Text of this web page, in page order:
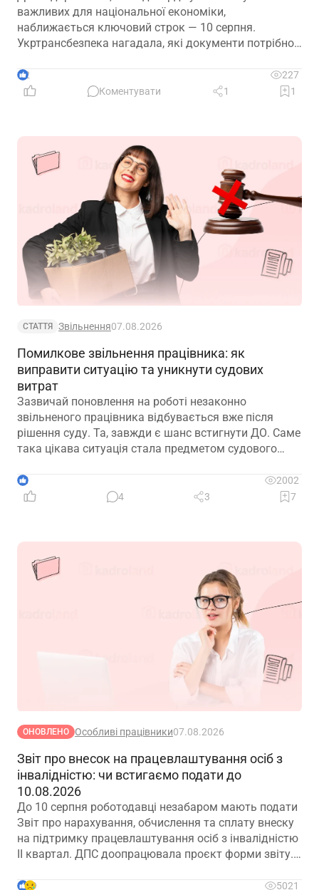
важливих для національної економіки,
наближається ключовий строк — 10 серпня.
Укртрансбезпека нагадала, які документи потрібно
що очікує на компанії, які не встигнуть підтвердити
свій статус
2
227
Коментувати
1 1
СТАТТЯ Звільнення07.08.2026
Помилкове звільнення працівника: як
виправити ситуацію та уникнути судових
витрат
Зазвичай поновлення на роботі незаконно
звільненого працівника відбувається вже після
рішення суду. Та, завжди є шанс встигнути ДО. Саме
така цікава ситуація стала предметом судового
скасував помилково виданий наказ про звільнення.
Розберемо її докладно
1
2002
4
3 7
ОНОВЛЕНО Особливі працівники07.08.2026
Звіт про внесок на працевлаштування осіб з
інвалідністю: чи встигаємо подати до
10.08.2026
До 10 серпня роботодавці незабаром мають подати
Звіт про нарахування, обчислення та сплату внеску
на підтримку працевлаштування осіб з інвалідністю
ІІ квартал. ДПС доопрацювала проєкт форми звіту.
далі
9
5021